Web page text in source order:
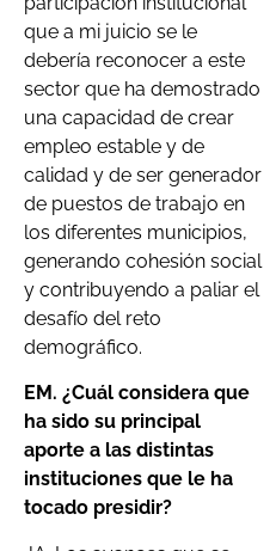
que a mi juicio se le
debería reconocer a este
sector que ha demostrado
una capacidad de crear
empleo estable y de
calidad y de ser generador
de puestos de trabajo en
los diferentes municipios,
generando cohesión social
y contribuyendo a paliar el
desafío del reto
demográfico.
EM. ¿Cuál considera que
ha sido su principal
aporte a las distintas
instituciones que le ha
tocado presidir?